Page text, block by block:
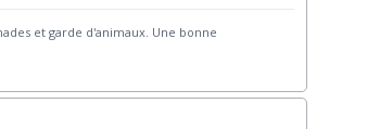
et garde d'animaux. Une bonne